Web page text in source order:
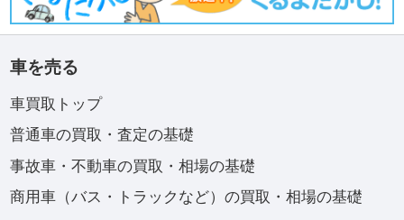
車を売る
車買取トップ
普通車の買取・査定の基礎
事故車・不動車の買取・相場の基礎
商用車（バス・トラックなど）の買取・相場の基礎